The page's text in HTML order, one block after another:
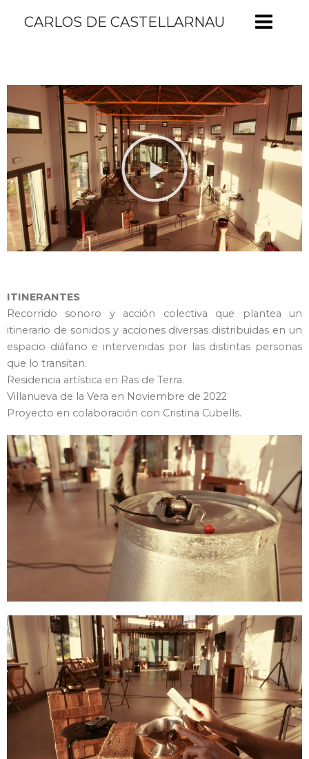
CARLOS DE CASTELLARNAU
ITINERANTES
Recorrido sonoro y acción colectiva que plantea un
itinerario de sonidos y acciones diversas distribuidas en un
espacio diáfano e intervenidas por las distintas personas
que lo transitan.
Residencia artística en Ras de Terra.
Villanueva de la Vera en Noviembre de 2022
Proyecto en colaboración con Cristina Cubells.